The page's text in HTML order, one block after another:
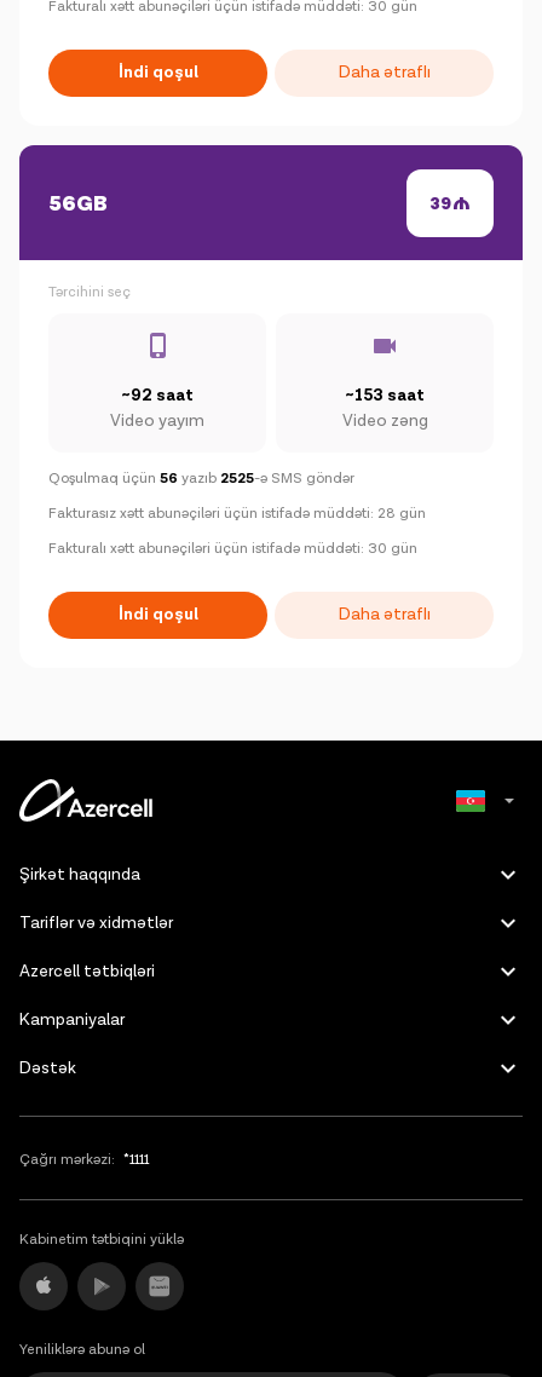
Fakturalı xətt abunəçiləri üçün istifadə müddəti: 30 gün
İndi qoşul Daha ətraflı
56GB 39
Tərcihini seç
~92 saat
Video yayım
~153 saat
Video zəng
Qoşulmaq üçün 56 yazıb 2525-ə SMS göndər
Fakturasız xətt abunəçiləri üçün istifadə müddəti: 28 gün
Fakturalı xətt abunəçiləri üçün istifadə müddəti: 30 gün
İndi qoşul Daha ətraflı
Şirkət haqqında
Tariflər və xidmətlər
Azercell tətbiqləri
Kampaniyalar
Dəstək
Çağrı mərkəzi: *1111
Kabinetim tətbiqini yüklə
Yeniliklərə abunə ol